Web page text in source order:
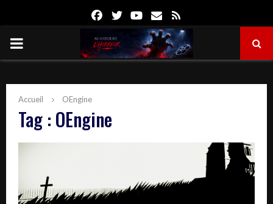
FacebookTwitterYoutube
Email
PRIMARY
Accueil OEngine
Tag : OEngine